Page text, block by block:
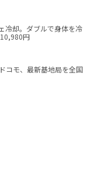
冷却。ダブルで身体を冷
円
コモ、最新基地局を全国